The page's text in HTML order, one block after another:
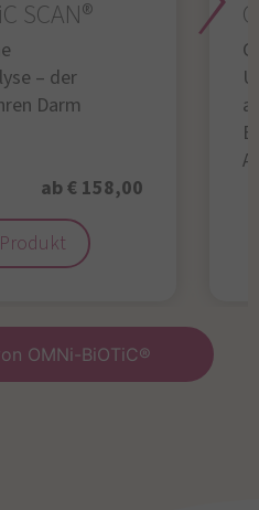
SCAN®
– der
Darm
ab € 158,00
OMNi-BiOTiC®